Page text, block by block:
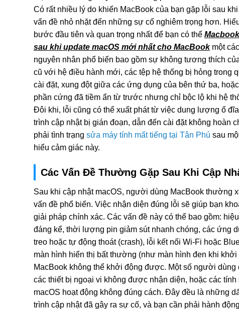
Có rất nhiều lý do khiến MacBook của bạn gặp lỗi sau
vấn đề nhỏ nhặt đến những sự cố nghiêm trọng hơn.
bước đầu tiên và quan trọng nhất để bạn có thể
sau khi update macOS mới nhất cho MacBookmột
nguyên nhân phổ biến bao gồm sự không tương thích
cũ với hệ điều hành mới, các tệp hệ thống bị hỏng trong
cài đặt, xung đột giữa các ứng dụng của bên thứ ba,
phần cứng đã tiềm ẩn từ trước nhưng chỉ bộc lộ khi hệ
Đôi khi, lỗi cũng có thể xuất phát từ việc dung lượng ổ
trình cập nhật bị gián đoạn, dẫn đến cài đặt không hoàn
phải tình trạng sửa máy tính mất tiếng tại Tân Phú sau
hiểu cảm giác này.
Các Vấn Đề Thường Gặp Sau Khi Cập
Sau khi cập nhật macOS, người dùng MacBook thường
vấn đề phổ biến. Việc nhận diện đúng lỗi sẽ giúp bạn
giải pháp chính xác. Các vấn đề này có thể bao gồm:
đáng kể, thời lượng pin giảm sút nhanh chóng, các ứng
treo hoặc tự động thoát (crash), lỗi kết nối Wi-Fi hoặc
màn hình hiển thị bất thường (như màn hình đen khi khởi
MacBook không thể khởi động được. Một số người dùng
các thiết bị ngoại vi không được nhận diện, hoặc các tính
macOS hoạt động không đúng cách. Đây đều là những
trình cập nhật đã gây ra sự cố, và bạn cần phải hành